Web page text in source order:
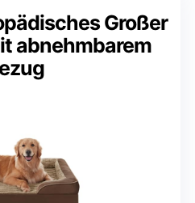
Großer
abnehmbarem